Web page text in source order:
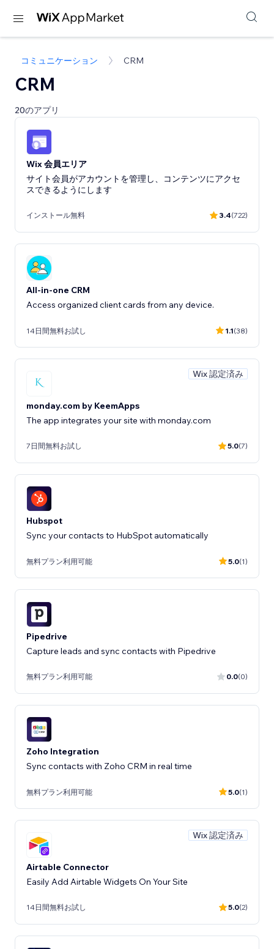
コミュニケーション CRM
CRM
20のアプリ
Wix 会員エリア
サイト会員がアカウントを管理し、コンテンツにアクセ
スできるようにします
インストール無料 3.4(722)
All-in-one CRM
Access organized client cards from any device.
14日間無料お試し 1.1(38)
Wix 認定済み
monday.com by KeemApps
The app integrates your site with monday.com
7日間無料お試し 5.0(7)
Hubspot
Sync your contacts to HubSpot automatically
無料プラン利用可能 5.0(1)
Pipedrive
Capture leads and sync contacts with Pipedrive
無料プラン利用可能 0.0(0)
Zoho Integration
Sync contacts with Zoho CRM in real time
無料プラン利用可能 5.0(1)
Wix 認定済み
Airtable Connector
Easily Add Airtable Widgets On Your Site
14日間無料お試し 5.0(2)